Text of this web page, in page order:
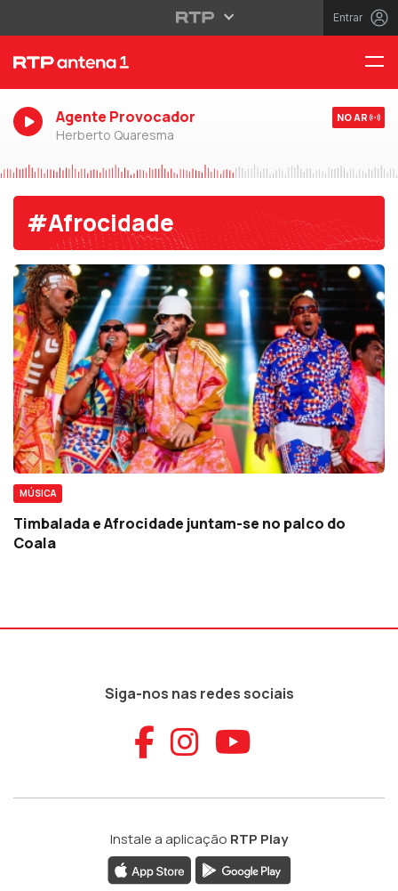
Entrar
Agente Provocador
Herberto Quaresma
NO AR
#Afrocidade
MÚSICA
Timbalada e Afrocidade juntam-se no palco do
Coala
Siga-nos nas redes sociais
Aceder ao
Aceder ao
Aceder
Instale a aplicação RTP Play